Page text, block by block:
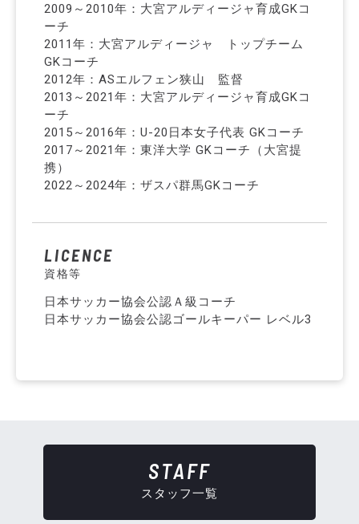
2009～2010年：大宮アルディージャ育成GKコ
ーチ
2011年：大宮アルディージャ トップチーム
GKコーチ
2012年：ASエルフェン狭山 監督
2013～2021年：大宮アルディージャ育成GKコ
ーチ
2015～2016年：U-20日本女子代表 GKコーチ
2017～2021年：東洋大学 GKコーチ（大宮提
携）
2022～2024年：ザスパ群馬GKコーチ
LICENCE
資格等
日本サッカー協会公認Ａ級コーチ
日本サッカー協会公認ゴールキーパー レベル3
STAFF
スタッフ一覧